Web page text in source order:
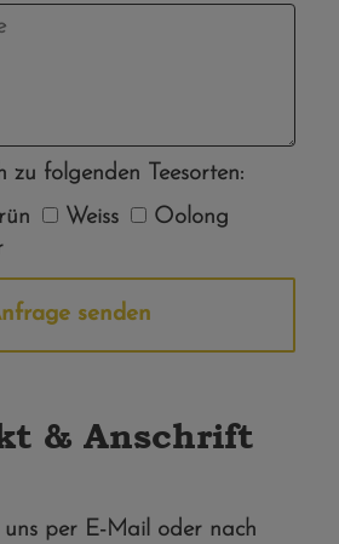
zu folgenden Teesorten:
Weiss
Oolong
senden
& Anschrift
uns per E-Mail oder nach